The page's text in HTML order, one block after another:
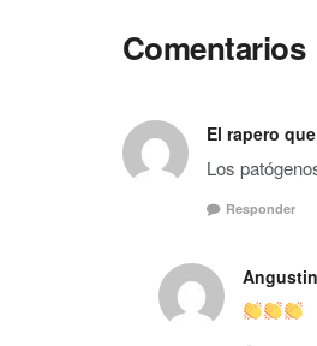
Comentarios
El rapero
Los
Responder